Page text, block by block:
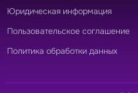
Юридическая информация
Пользовательское соглашение
Политика обработки данных